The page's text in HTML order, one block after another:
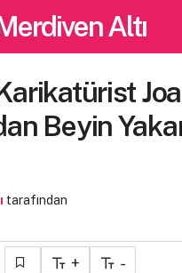
Altı
Beyin
tarafından
+ -